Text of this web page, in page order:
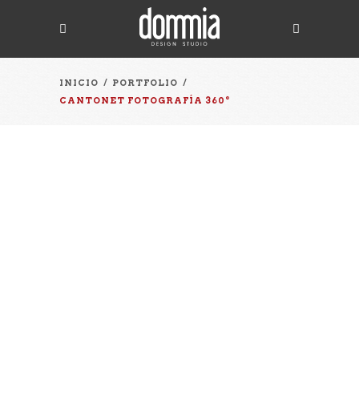
INICIO / PORTFOLIO /
CANTONET FOTOGRAFÍA 360º